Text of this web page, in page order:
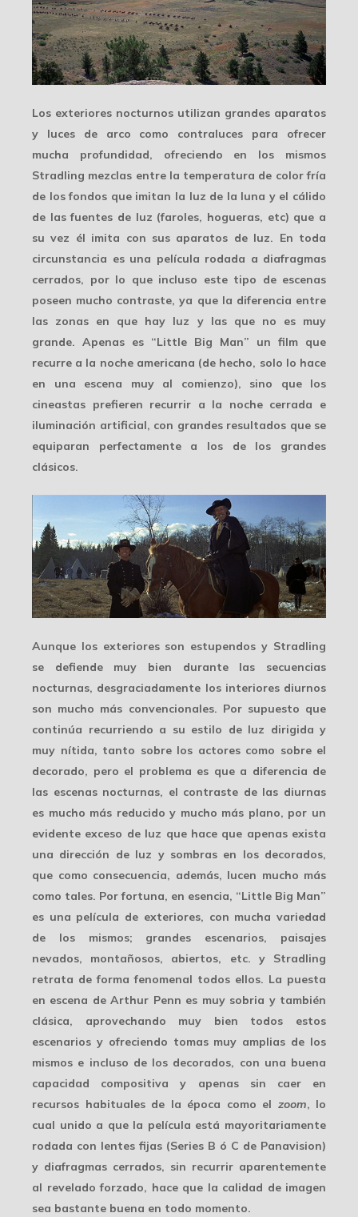
Los exteriores nocturnos utilizan grandes aparatos
y luces de arco como contraluces para ofrecer
mucha profundidad, ofreciendo en los mismos
Stradling mezclas entre la temperatura de color fría
de los fondos que imitan la luz de la luna y el cálido
de las fuentes de luz (faroles, hogueras, etc) que a
su vez él imita con sus aparatos de luz. En toda
circunstancia es una película rodada a diafragmas
cerrados, por lo que incluso este tipo de escenas
poseen mucho contraste, ya que la diferencia entre
las zonas en que hay luz y las que no es muy
grande. Apenas es “Little Big Man” un film que
recurre a la noche americana (de hecho, solo lo hace
en una escena muy al comienzo), sino que los
cineastas prefieren recurrir a la noche cerrada e
iluminación artificial, con grandes resultados que se
equiparan perfectamente a los de los grandes
clásicos.
Aunque los exteriores son estupendos y Stradling
se defiende muy bien durante las secuencias
nocturnas, desgraciadamente los interiores diurnos
son mucho más convencionales. Por supuesto que
continúa recurriendo a su estilo de luz dirigida y
muy nítida, tanto sobre los actores como sobre el
decorado, pero el problema es que a diferencia de
las escenas nocturnas, el contraste de las diurnas
es mucho más reducido y mucho más plano, por un
evidente exceso de luz que hace que apenas exista
una dirección de luz y sombras en los decorados,
que como consecuencia, además, lucen mucho más
como tales. Por fortuna, en esencia, “Little Big Man”
es una película de exteriores, con mucha variedad
de los mismos; grandes escenarios, paisajes
nevados, montañosos, abiertos, etc. y Stradling
retrata de forma fenomenal todos ellos. La puesta
en escena de Arthur Penn es muy sobria y también
clásica, aprovechando muy bien todos estos
escenarios y ofreciendo tomas muy amplias de los
mismos e incluso de los decorados, con una buena
capacidad compositiva y apenas sin caer en
recursos habituales de la época como el zoom, lo
cual unido a que la película está mayoritariamente
rodada con lentes fijas (Series B ó C de Panavision)
y diafragmas cerrados, sin recurrir aparentemente
al revelado forzado, hace que la calidad de imagen
sea bastante buena en todo momento.